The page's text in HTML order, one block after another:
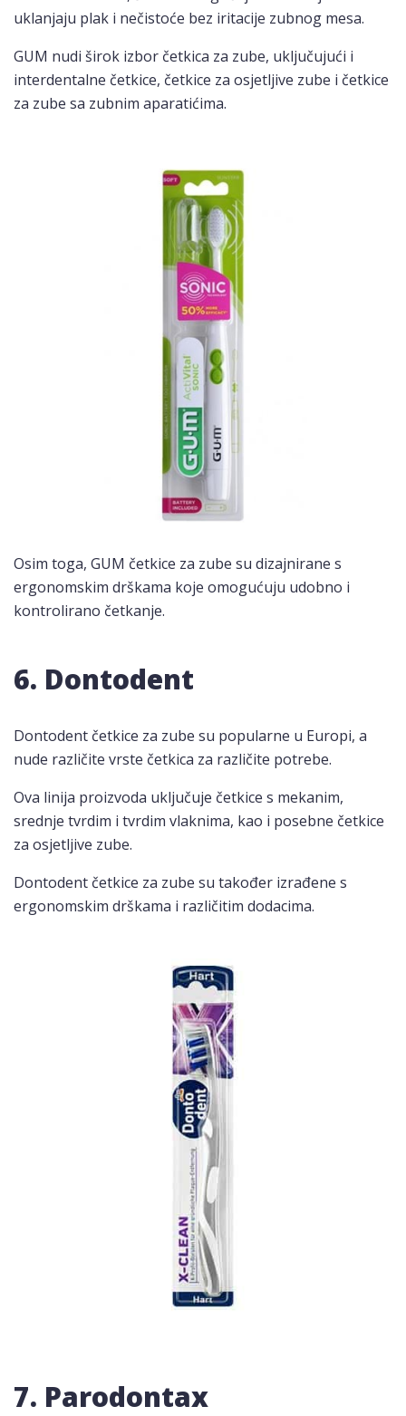
uklanjaju plak i nečistoće bez iritacije zubnog mesa.
GUM nudi širok izbor četkica za zube, uključujući i
interdentalne četkice, četkice za osjetljive zube i četkice
za zube sa zubnim aparatićima.
Osim toga, GUM četkice za zube su dizajnirane s
ergonomskim drškama koje omogućuju udobno i
kontrolirano četkanje.
6. Dontodent
Dontodent četkice za zube su popularne u Europi, a
nude različite vrste četkica za različite potrebe.
Ova linija proizvoda uključuje četkice s mekanim,
srednje tvrdim i tvrdim vlaknima, kao i posebne četkice
za osjetljive zube.
Dontodent četkice za zube su također izrađene s
ergonomskim drškama i različitim dodacima.
7. Parodontax